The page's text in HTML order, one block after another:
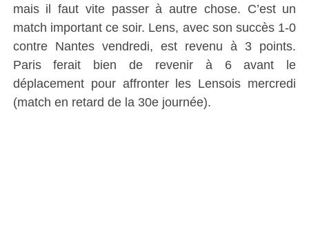
mais il faut vite passer à autre chose. C’est un
match important ce soir. Lens, avec son succès 1-0
contre Nantes vendredi, est revenu à 3 points.
Paris ferait bien de revenir à 6 avant le
déplacement pour affronter les Lensois mercredi
(match en retard de la 30e journée).